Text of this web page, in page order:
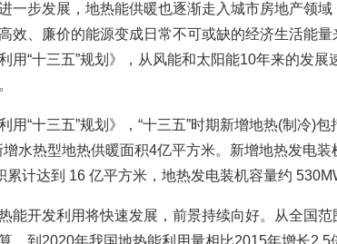
一步发展，地热能供暖也逐渐走入城市房地产领
效、廉价的能源变成日常不可或缺的经济生活能
用“十三五”规划》，从风能和太阳能10年来的发展
用“十三五”规划》，“十三五”时期新增地热(制冷)
水热型地热供暖面积4亿平方米。新增地热发电
计达到 16 亿平方米，地热发电装机容量约
能开发利用将快速发展，前景持续向好。从全国
，到2020年我国地热能利用量相比2015年增长